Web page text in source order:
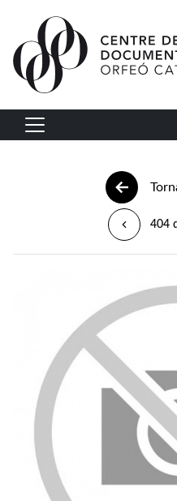
Vés al contingut
Navegació principal
404